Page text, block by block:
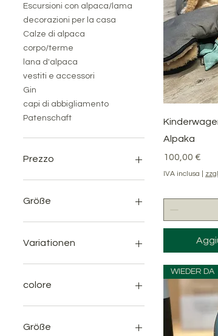
Escursioni con alpaca/lama
decorazioni per la casa
Calze di alpaca
corpo/terme
lana d'alpaca
vestiti e accessori
Gin
capi di abbigliamento
Patenschaft
Prezzo
Größe
Variationen
colore
Größe
Alpaka
Prezzo
100,00 €
IVA inclusa
WIEDER DA